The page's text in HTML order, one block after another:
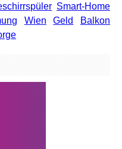
Smart-Home
Wien Geld
Balkon